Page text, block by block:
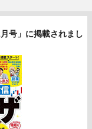
号」に掲載されまし